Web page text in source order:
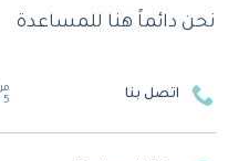
نحن دائماً هنا للمساعدة
اتصل بنا
5 مساءً